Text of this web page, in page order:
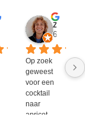
geleden 6 jaar
Op zoek
geweest
voor een
cocktail
naar
apricot